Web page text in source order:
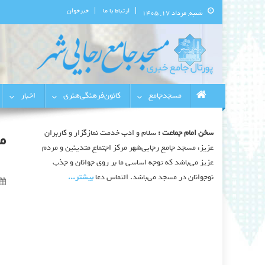
شنبه, مرداد ۱۷, ۱۴۰۵ ارتباط با ما خبرخوان
پورتال اطلاع‌رسانی مسجد
استان البرز
مسجدجامع
کانون‌فرهنگی‌هنری اخبار
سخن امام جماعت :سلام و ادب خدمت نمازگزار و کاربران
عزیز، مسجد جامع رجایی‌شهر مرکز اجتماع متدینین و مردم
عزیز می‌باشد که توجه اساسی ما بر روی جوانان و جذب
نوجوانان در مسجد می‌باشد. التماس دعابیشتر‫...‬